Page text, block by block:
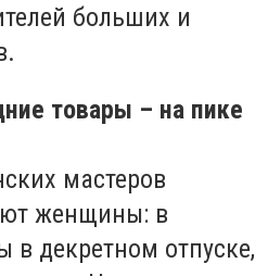
больших и
товары – на пике
мастеров
женщины: в
декретном отпуске,